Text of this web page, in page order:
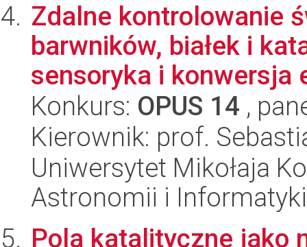
Zdalne kontrolowanie
barwników, białek i
sensoryka i konwersja
Konkurs: OPUS 14 ,
Kierownik: prof.
Uniwersytet Mikołaja
Astronomii i
Pola katalityczne jako